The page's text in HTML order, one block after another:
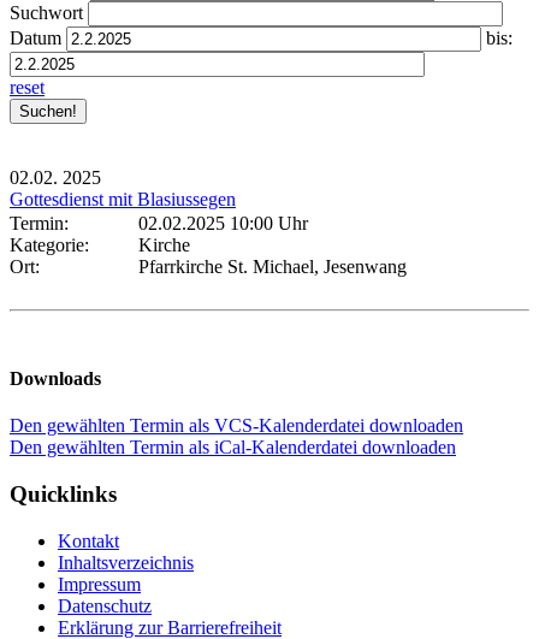
Suchwort
Datum
bis:
reset
02.02. 2025
Gottesdienst mit Blasiussegen
Termin:
02.02.2025 10:00 Uhr
Kategorie:
Kirche
Ort:
Pfarrkirche St. Michael, Jesenwang
Downloads
Den gewählten Termin als VCS-Kalenderdatei downloaden
Den gewählten Termin als iCal-Kalenderdatei downloaden
Quicklinks
Kontakt
Inhaltsverzeichnis
Impressum
Datenschutz
Erklärung zur Barrierefreiheit